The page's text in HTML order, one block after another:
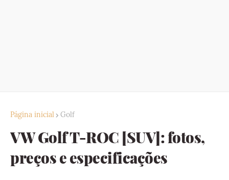
Página inicial Golf
VW Golf T-ROC [SUV]: fotos,
preços e especificações